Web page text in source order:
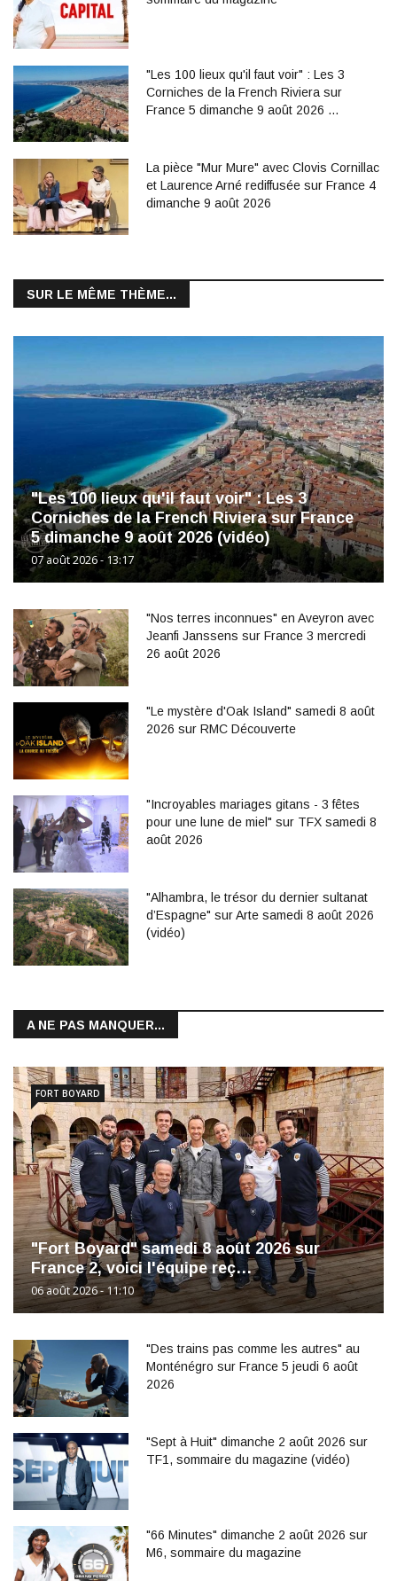
"Les 100 lieux qu'il faut voir" : Les 3
Corniches de la French Riviera sur
France 5 dimanche 9 août 2026 …
La pièce "Mur Mure" avec Clovis Cornillac
et Laurence Arné rediffusée sur France 4
dimanche 9 août 2026
SUR LE MÊME THÈME...
"Les 100 lieux qu'il faut voir" : Les 3
Corniches de la French Riviera sur France
5 dimanche 9 août 2026 (vidéo)
07 août 2026 - 13:17
"Nos terres inconnues" en Aveyron avec
Jeanfi Janssens sur France 3 mercredi
26 août 2026
"Le mystère d'Oak Island" samedi 8 août
2026 sur RMC Découverte
"Incroyables mariages gitans - 3 fêtes
pour une lune de miel" sur TFX samedi 8
août 2026
"Alhambra, le trésor du dernier sultanat
d’Espagne" sur Arte samedi 8 août 2026
(vidéo)
A NE PAS MANQUER...
"Fort Boyard" samedi 8 août 2026 sur
France 2, voici l'équipe reç…
06 août 2026 - 11:10
FORT BOYARD
"Des trains pas comme les autres" au
Monténégro sur France 5 jeudi 6 août
2026
"Sept à Huit" dimanche 2 août 2026 sur
TF1, sommaire du magazine (vidéo)
"66 Minutes" dimanche 2 août 2026 sur
M6, sommaire du magazine